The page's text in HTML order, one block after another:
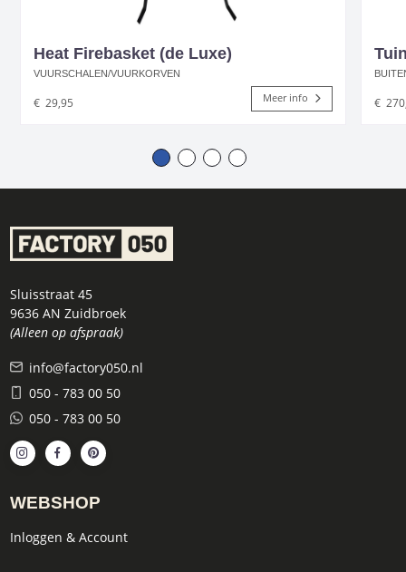
Heat Firebasket (de Luxe)
VUURSCHALEN/VUURKORVEN
€ 29,95 Meer info €
Sluisstraat 45
9636 AN Zuidbroek
(Alleen op afspraak)
info@factory050.nl
050 - 783 00 50
050 - 783 00 50
WEBSHOP
Inloggen & Account